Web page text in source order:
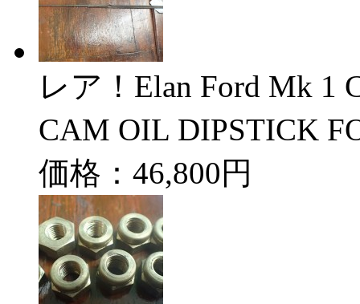
レア！Elan Ford Mk 1
CAM OIL DIPSTICK
価格：46,800円